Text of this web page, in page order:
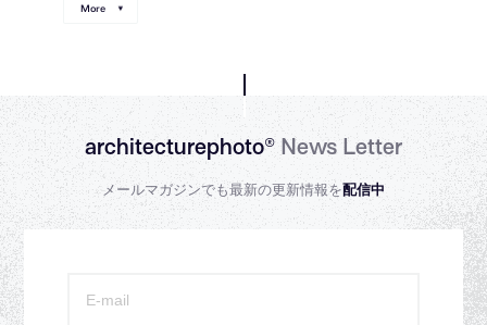
More
architecturephoto®News Letter
メールマガジンでも最新の更新情報を配信中